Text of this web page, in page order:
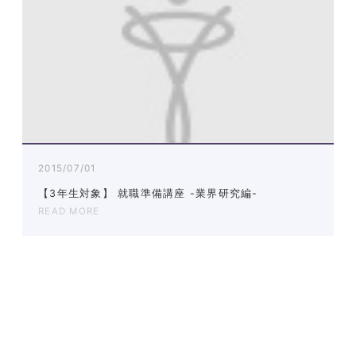
2015/07/01
【3年生対象】 就職準備講座 -業界研究編-
READ MORE